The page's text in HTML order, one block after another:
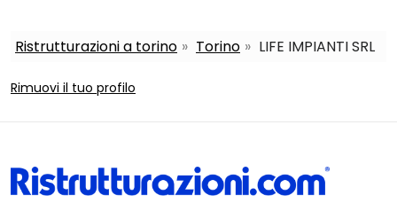
Ristrutturazioni a torino Torino LIFE IMPIANTI SRL
Rimuovi il tuo profilo